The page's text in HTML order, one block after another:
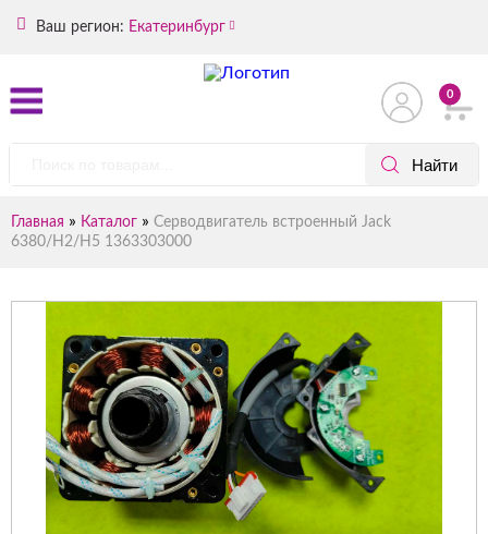
Ваш регион: Екатеринбург
0
Главная » Каталог » Серводвигатель встроенный Jack
6380/H2/H5 1363303000